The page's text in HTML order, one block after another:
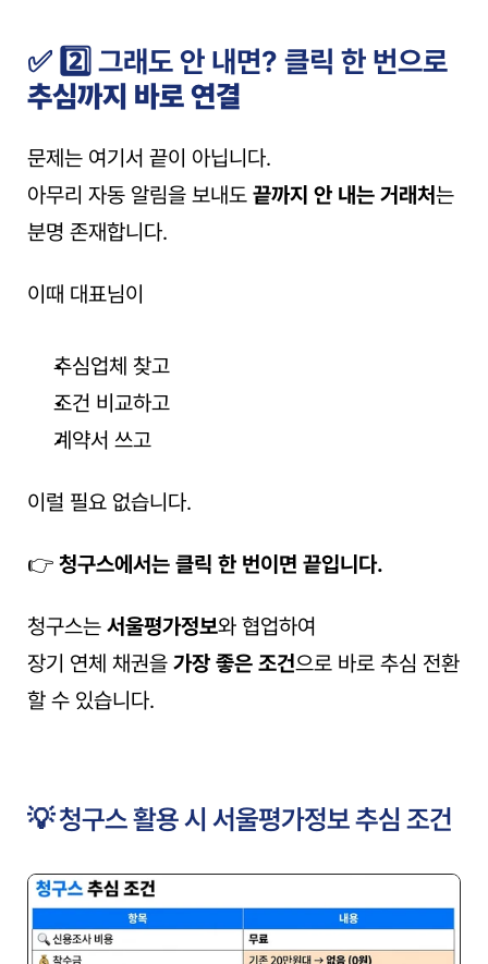
추심까지 바로 연결
문제는 여기서 끝이 아닙니다.
아무리 자동 알림을 보내도 끝까지 안 내는 거래처는
분명 존재합니다.
이때 대표님이
추심업체 찾고
조건 비교하고
계약서 쓰고
이럴 필요 없습니다.
👉 청구스에서는 클릭 한 번이면 끝입니다.
청구스는 서울평가정보와 협업하여
장기 연체 채권을 가장 좋은 조건으로 바로 추심 전환
할 수 있습니다.
💡 청구스 활용 시 서울평가정보 추심 조건